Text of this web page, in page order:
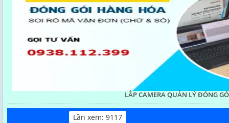
LẮP CAMERA QUẢN LÝ ĐÓNG
Lần xem: 9117